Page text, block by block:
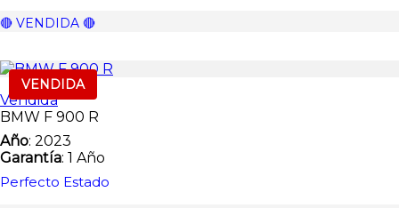
🔴 VENDIDA 🔴
VENDIDA
Vendida
BMW F 900 R
Año: 2023
Garantía: 1 Año
Perfecto Estado